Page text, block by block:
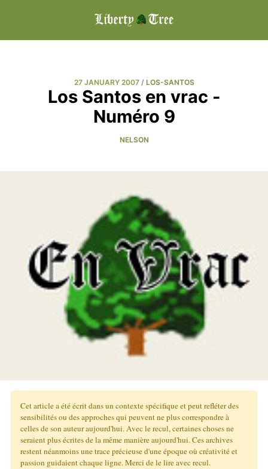
27 JANUARY 2007/ LOS-SANTOS
Los Santos en vrac -
Numéro 9
NELSON
Cet article a été écrit dans un contexte spécifique et peut refléter des
sensibilités ou des approches qui peuvent ne plus correspondre à
celles de son auteur aujourd'hui. Avec le recul, certaines choses ne
seraient plus écrites de la même manière aujourd'hui. Ces archives
restent néanmoins une trace précieuse d'une époque où créativité et
passion guidaient chaque ligne. Merci de le lire avec recul.